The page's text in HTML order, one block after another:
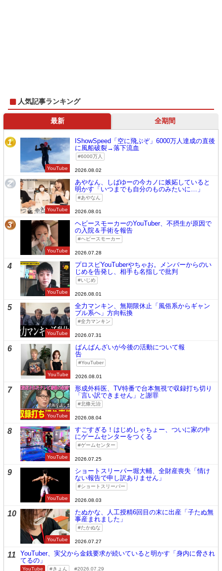
人気記事ランキング
最新 全期間
1
YouTube
IShowSpeed「空に飛ぶぞ」6000万人達成の直後
に風船破裂→落下流血
6000万人
2026.08.02
2
YouTube
あやなん、しばゆーの今カノに嫉妬していると
明かす「いつまでも自分のものみたいに…」
あやなん
2026.08.01
3
YouTube
ヘビースモーカーのYouTuber、不摂生が原因で
の入院＆手術を報告
ヘビースモーカー
2026.07.28
4
YouTube
プロスピYouTuberやちゃお。メンバーからのい
じめを告発し、相手も名指しで批判
いじめ
2026.08.01
5
YouTube
全力マンキン、無期限休止「風俗系からギャン
ブル系へ」方向転換
全力マンキン
2026.07.31
6
YouTube
ばんばんざいが今後の活動について報
告
YouTuber
2026.08.01
7
YouTube
形成外科医、TV特番で台本無視で収録打ち切り
「言い訳できません」と謝罪
北條元治
2026.08.04
8
YouTube
すごすぎる！はじめしゃちょー、ついに家の中
にゲームセンターをつくる
ゲームセンター
2026.07.25
9
YouTube
ショートスリーパー堀大輔、全財産喪失「情け
ない報告で申し訳ありません」
ショートスリーパー
2026.08.03
10
YouTube
たぬかな、人工授精6回目の末に出産「子たぬ無
事産まれました」
たかぬな
2026.07.27
11
YouTuber、実父から金銭要求が続いていると明かす「身内に脅され
てるの」
YouTube きょん 2026.07.29